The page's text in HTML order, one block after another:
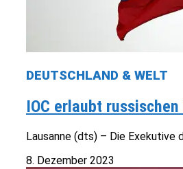
DEUTSCHLAND & WELT
IOC erlaubt
Lausanne (dts) – Die Exekutive
8. Dezember 2023